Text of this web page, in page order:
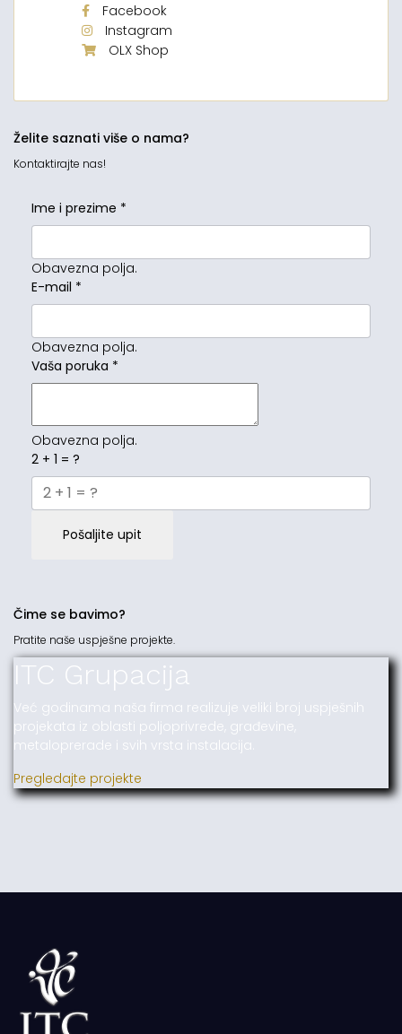
Facebook
Instagram
OLX Shop
Želite saznati više o nama?
Kontaktirajte nas!
Ime i prezime *
Obavezna polja.
E-mail *
Obavezna polja.
Vaša poruka *
Obavezna polja.
2 + 1 = ?
Pošaljite upit
Čime se bavimo?
Pratite naše uspješne projekte.
ITC Grupacija
Već godinama naša firma realizuje veliki broj uspješnih
projekata iz oblasti poljoprivrede, građevine,
metaloprerade i svih vrsta instalacija.
Pregledajte projekte